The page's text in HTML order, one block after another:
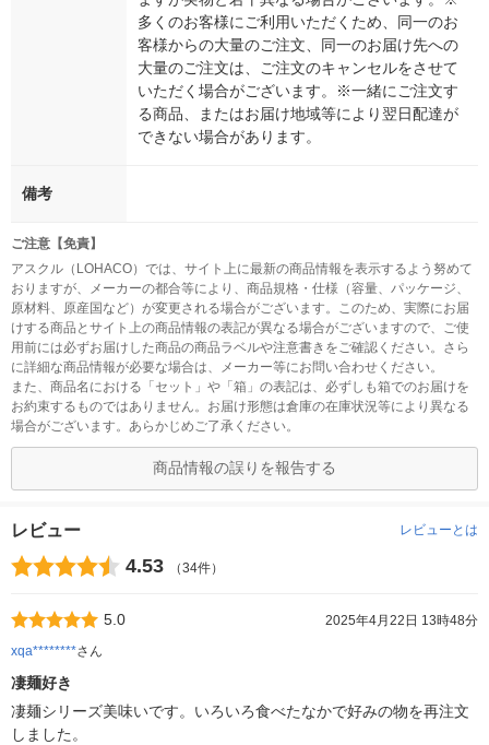
多くのお客様にご利用いただくため、同一のお
客様からの大量のご注文、同一のお届け先への
大量のご注文は、ご注文のキャンセルをさせて
いただく場合がございます。※一緒にご注文す
る商品、またはお届け地域等により翌日配達が
できない場合があります。
備考
ご注意【免責】
アスクル（LOHACO）では、サイト上に最新の商品情報を表示するよう努めて
おりますが、メーカーの都合等により、商品規格・仕様（容量、パッケージ、
原材料、原産国など）が変更される場合がございます。このため、実際にお届
けする商品とサイト上の商品情報の表記が異なる場合がございますので、ご使
用前には必ずお届けした商品の商品ラベルや注意書きをご確認ください。さら
に詳細な商品情報が必要な場合は、メーカー等にお問い合わせください。
また、商品名における「セット」や「箱」の表記は、必ずしも箱でのお届けを
お約束するものではありません。お届け形態は倉庫の在庫状況等により異なる
場合がございます。あらかじめご了承ください。
商品情報の誤りを報告する
レビュー レビューとは
4.53 （34件）
5.0
2025年4月22日 13時48分
xqa********さん
凄麺好き
凄麺シリーズ美味いです。いろいろ食べたなかで好みの物を再注文
しました。